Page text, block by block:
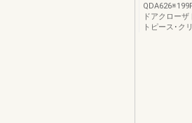
ドアクロー
トピース･ク